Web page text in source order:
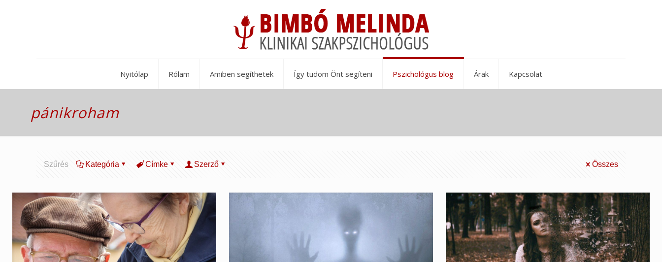
Nyitólap Rólam Amiben segíthetek Így tudom Önt segíteni Pszichológus blog Árak Kapcsolat
pánikroham
Szűrés Kategória Címke Szerző Összes